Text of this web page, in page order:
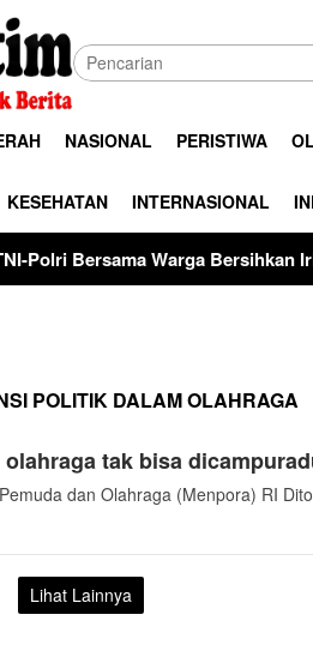
NASIONAL PERISTIWA
KESEHATAN INTERNASIONAL
Warga Bersihkan Irigasi di
POLITIK DALAM OLAHRAGA
tak bisa
dan Olahraga (Menpora) RI
Lihat Lainnya